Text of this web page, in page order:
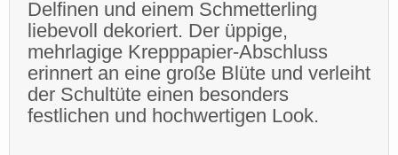
Delfinen und einem Schmetterling
liebevoll dekoriert. Der üppige,
mehrlagige Krepppapier-Abschluss
erinnert an eine große Blüte und verleiht
der Schultüte einen besonders
festlichen und hochwertigen Look.